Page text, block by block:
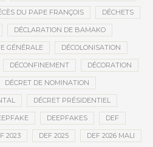
DU PAPE FRANÇOIS DÉCHETS
DÉCLARATION DE BAMAKO
GÉNÉRALE DÉCOLONISATION
DÉCONFINEMENT DÉCORATION
DÉCRET DE NOMINATION
DÉCRET PRÉSIDENTIEL
DEEPFAKES DEF
2023 DEF 2025 DEF 2026 MALI